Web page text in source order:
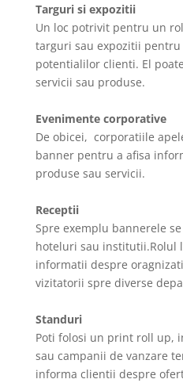
Targuri si expozitii
Un loc potrivit pentru un
targuri sau expozitii pentru
potentialilor clienti. El
servicii sau produse.
Evenimente corporative
De obicei, corporatiile
banner pentru a afisa
produse sau servicii.
Receptii
Spre exemplu bannerele
hoteluri sau institutii.Rolul
informatii despre
vizitatorii spre diverse
Standuri
Poti folosi un print roll up,
sau campanii de vanzare
informa clientii despre